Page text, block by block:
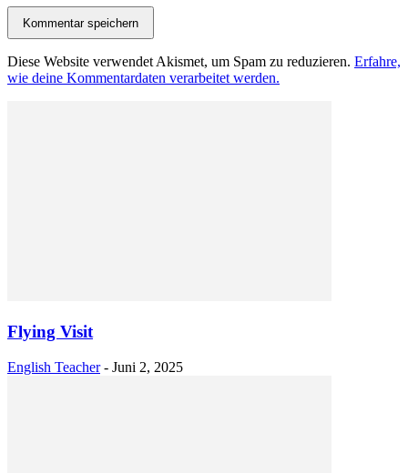
Diese Website verwendet Akismet, um Spam zu reduzieren. Erfahre,
wie deine Kommentardaten verarbeitet werden.
Flying Visit
English Teacher - Juni 2, 2025